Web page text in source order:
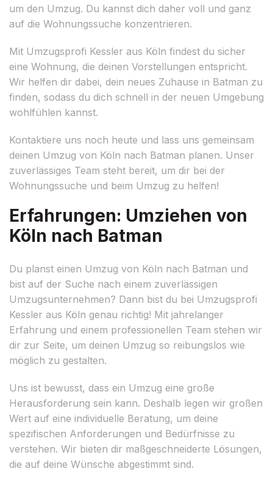
um den Umzug. Du kannst dich daher voll und ganz
auf die Wohnungssuche konzentrieren.
Mit Umzugsprofi Kessler aus Köln findest du sicher
eine Wohnung, die deinen Vorstellungen entspricht.
Wir helfen dir dabei, dein neues Zuhause in Batman zu
finden, sodass du dich schnell in der neuen Umgebung
wohlfühlen kannst.
Kontaktiere uns noch heute und lass uns gemeinsam
deinen Umzug von Köln nach Batman planen. Unser
zuverlässiges Team steht bereit, um dir bei der
Wohnungssuche und beim Umzug zu helfen!
Erfahrungen: Umziehen von
Köln nach Batman
Du planst einen Umzug von Köln nach Batman und
bist auf der Suche nach einem zuverlässigen
Umzugsunternehmen? Dann bist du bei Umzugsprofi
Kessler aus Köln genau richtig! Mit jahrelanger
Erfahrung und einem professionellen Team stehen wir
dir zur Seite, um deinen Umzug so reibungslos wie
möglich zu gestalten.
Uns ist bewusst, dass ein Umzug eine große
Herausforderung sein kann. Deshalb legen wir großen
Wert auf eine individuelle Beratung, um deine
spezifischen Anforderungen und Bedürfnisse zu
verstehen. Wir bieten dir maßgeschneiderte Lösungen,
die auf deine Wünsche abgestimmt sind.